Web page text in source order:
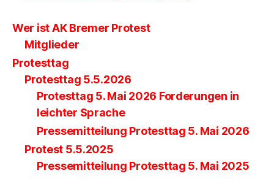
Wer ist AK Bremer Protest
Mitglieder
Protesttag
Protesttag 5.5.2026
Protesttag 5. Mai 2026 Forderungen in
leichter Sprache
Pressemitteilung Protesttag 5. Mai 2026
Protest 5.5.2025
Pressemitteilung Protesttag 5. Mai 2025